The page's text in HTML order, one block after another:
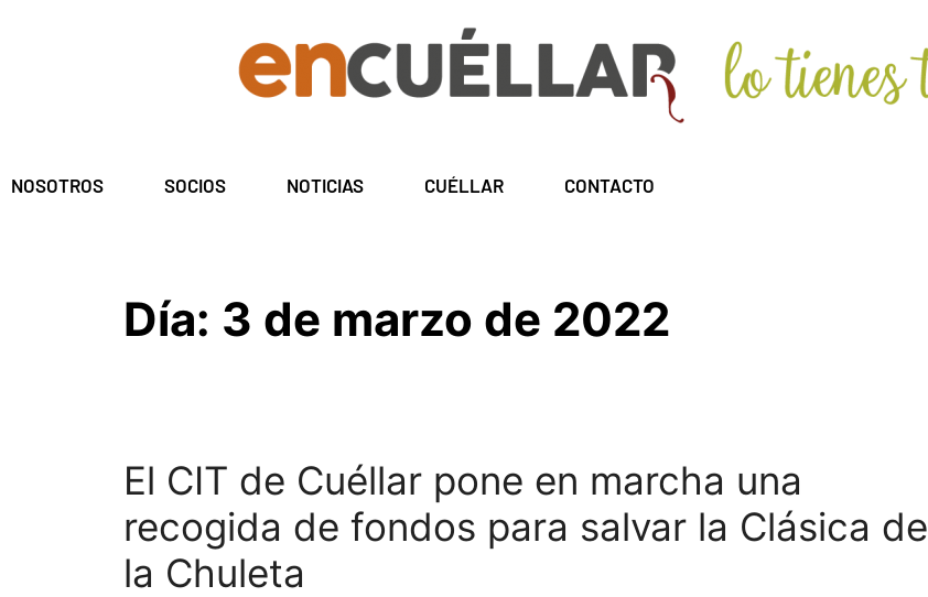
NOSOTROS SOCIOS NOTICIAS CUÉLLAR CONTACTO
Día: 3 de marzo de 2022
El CIT de Cuéllar pone en marcha una
recogida de fondos para salvar la Clásica de
la Chuleta